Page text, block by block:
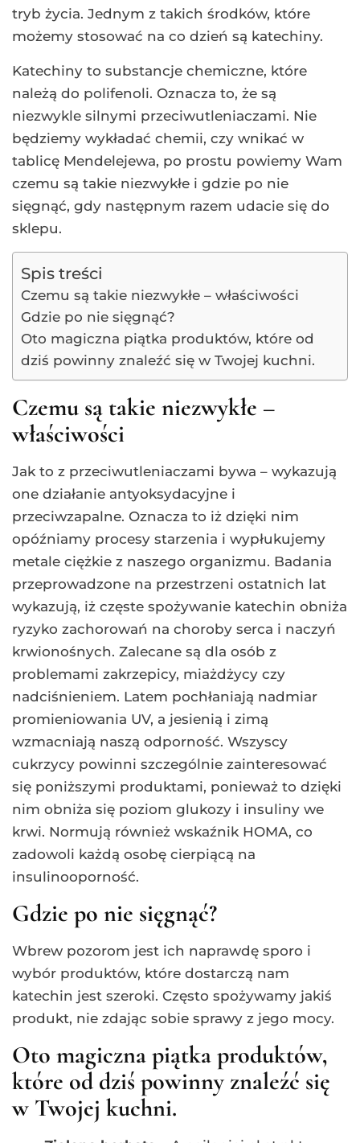
tryb życia. Jednym z takich środków, które
możemy stosować na co dzień są katechiny.
Katechiny to substancje chemiczne, które
należą do polifenoli. Oznacza to, że są
niezwykle silnymi przeciwutleniaczami. Nie
będziemy wykładać chemii, czy wnikać w
tablicę Mendelejewa, po prostu powiemy Wam
czemu są takie niezwykłe i gdzie po nie
sięgnąć, gdy następnym razem udacie się do
sklepu.
Spis treści
Czemu są takie niezwykłe – właściwości
Gdzie po nie sięgnąć?
Oto magiczna piątka produktów, które od
dziś powinny znaleźć się w Twojej kuchni.
Czemu są takie niezwykłe –
właściwości
Jak to z przeciwutleniaczami bywa – wykazują
one działanie antyoksydacyjne i
przeciwzapalne. Oznacza to iż dzięki nim
opóźniamy procesy starzenia i wypłukujemy
metale ciężkie z naszego organizmu. Badania
przeprowadzone na przestrzeni ostatnich lat
wykazują, iż częste spożywanie katechin obniża
ryzyko zachorowań na choroby serca i naczyń
krwionośnych. Zalecane są dla osób z
problemami zakrzepicy, miażdżycy czy
nadciśnieniem. Latem pochłaniają nadmiar
promieniowania UV, a jesienią i zimą
wzmacniają naszą odporność. Wszyscy
cukrzycy powinni szczególnie zainteresować
się poniższymi produktami, ponieważ to dzięki
nim obniża się poziom glukozy i insuliny we
krwi. Normują również wskaźnik HOMA, co
zadowoli każdą osobę cierpiącą na
insulinooporność.
Gdzie po nie sięgnąć?
Wbrew pozorom jest ich naprawdę sporo i
wybór produktów, które dostarczą nam
katechin jest szeroki. Często spożywamy jakiś
produkt, nie zdając sobie sprawy z jego mocy.
Oto magiczna piątka produktów,
które od dziś powinny znaleźć się
w Twojej kuchni.